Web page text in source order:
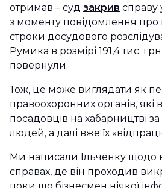
отримав – суд закрив справу
з моменту повідомлення про
строки досудового
Румика в розмірі 191,4 тис.
повернули.
Тож, це може виглядати як
правоохоронних органів, які
посадовців на хабарництві
людей, а далі вже їх
Ми написали Ільченку щодо
справах, де він проходив